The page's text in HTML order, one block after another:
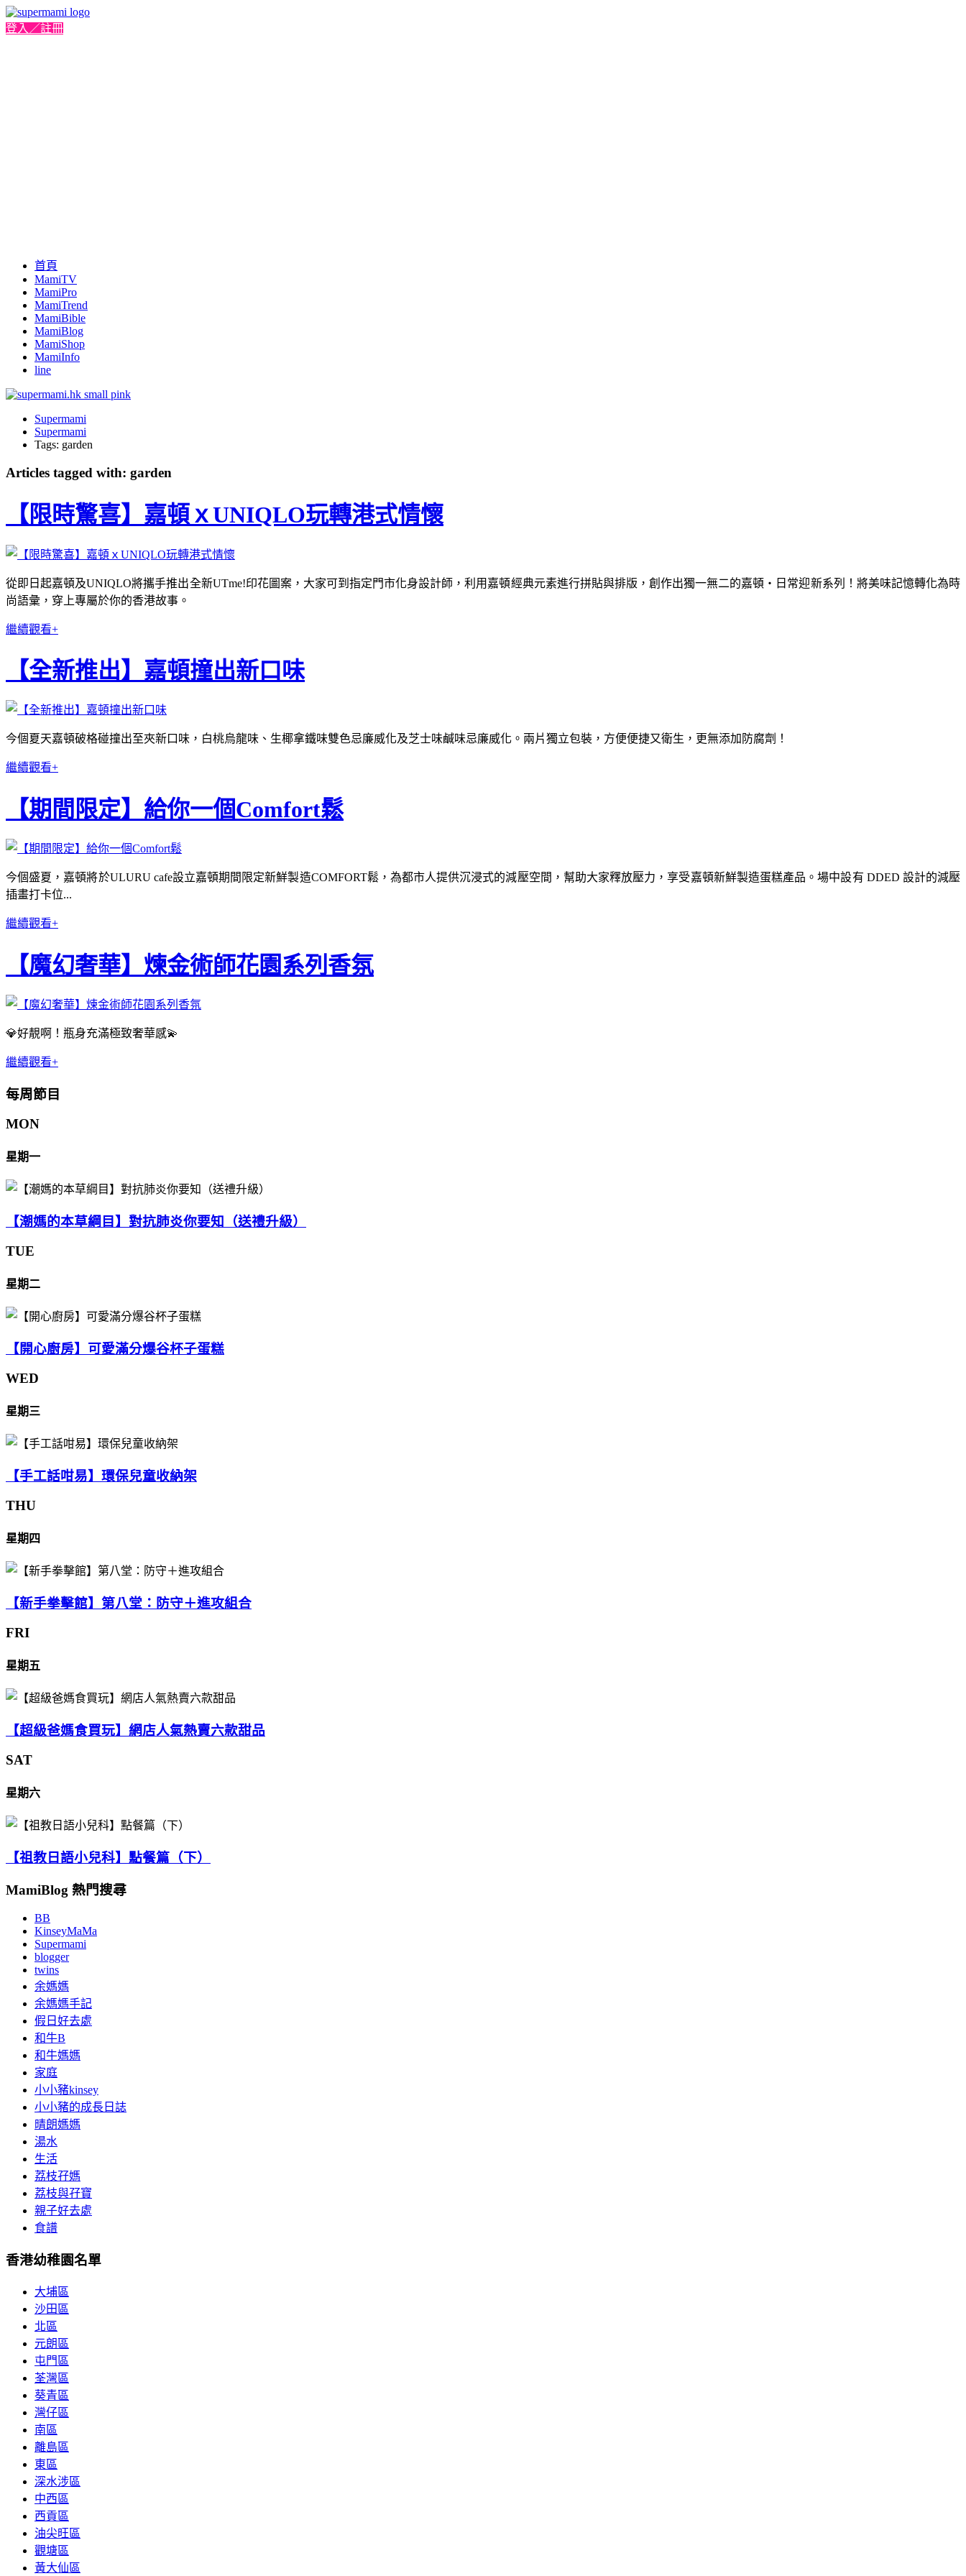
登入／註冊
首頁
MamiTV
MamiPro
MamiTrend
MamiBible
MamiBlog
MamiShop
MamiInfo
line
Supermami
Supermami
Tags: garden
Articles tagged with: garden
【限時驚喜】嘉頓ｘUNIQLO玩轉港式情懷
從即日起嘉頓及UNIQLO將攜手推出全新UTme!印花圖案，大家可到指定門市化身設計師，利用嘉頓經典元素進行拼貼與排版，創作出獨一無二的嘉頓・日常迎新系列！將美味記憶轉化為時
尚語彙，穿上專屬於你的香港故事。
繼續觀看+
【全新推出】嘉頓撞出新口味
今個夏天嘉頓破格碰撞出至夾新口味，白桃烏龍味、生椰拿鐵味雙色忌廉威化及芝士味鹹味忌廉威化。兩片獨立包裝，方便便捷又衛生，更無添加防腐劑！
繼續觀看+
【期間限定】給你一個Comfort鬆
今個盛夏，嘉頓將於ULURU cafe設立嘉頓期間限定新鮮製造COMFORT鬆，為都市人提供沉浸式的減壓空間，幫助大家釋放壓力，享受嘉頓新鮮製造蛋糕產品。場中設有 DDED 設計的減壓
插畫打卡位...
繼續觀看+
【魔幻奢華】煉金術師花園系列香氛
💎好靚啊！瓶身充滿極致奢華感💫
繼續觀看+
每周節目
MON
星期一
【潮媽的本草綱目】對抗肺炎你要知（送禮升級）
TUE
星期二
【開心廚房】可愛滿分爆谷杯子蛋糕
WED
星期三
【手工話咁易】環保兒童收納架
THU
星期四
【新手拳擊館】第八堂：防守＋進攻組合
FRI
星期五
【超級爸媽食買玩】網店人氣熱賣六款甜品
SAT
星期六
【祖教日語小兒科】點餐篇（下）
MamiBlog 熱門搜尋
BB
KinseyMaMa
Supermami
blogger
twins
余媽媽
余媽媽手記
假日好去處
和牛B
和牛媽媽
家庭
小小豬kinsey
小小豬的成長日誌
晴朗媽媽
湯水
生活
荔枝孖媽
荔枝與孖寶
親子好去處
食譜
香港幼稚園名單
大埔區
沙田區
北區
元朗區
屯門區
荃灣區
葵青區
灣仔區
南區
離島區
東區
深水涉區
中西區
西貢區
油尖旺區
觀塘區
黃大仙區